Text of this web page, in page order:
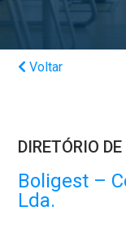
Voltar
DIRETÓRIO
Boligest –
Lda.